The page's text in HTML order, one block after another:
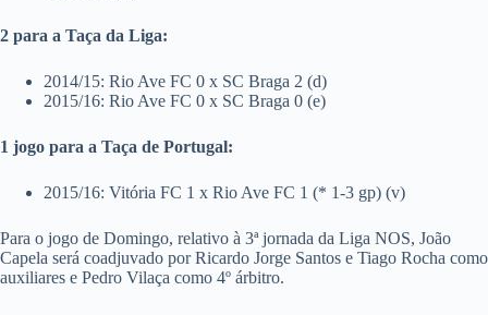
2 para a Taça da Liga:
2014/15: Rio Ave FC 0 x SC Braga 2 (d)
2015/16: Rio Ave FC 0 x SC Braga 0 (e)
1 jogo para a Taça de Portugal:
2015/16: Vitória FC 1 x Rio Ave FC 1 (* 1-3 gp) (v)
Para o jogo de Domingo, relativo à 3ª jornada da Liga NOS, João
Capela será coadjuvado por Ricardo Jorge Santos e Tiago Rocha como
auxiliares e Pedro Vilaça como 4º árbitro.